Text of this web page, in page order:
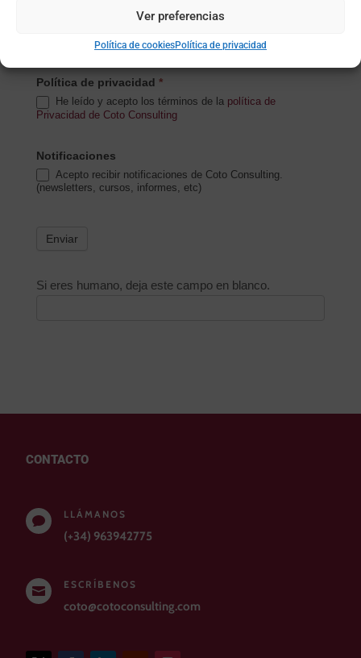
Ver preferencias
Política de cookiesPolítica de privacidad
Política de privacidad *
He leído y acepto los términos de la política de
Privacidad de Coto Consulting
Notificaciones
Acepto recibir notificaciones de Coto Consulting.
(newsletters, cursos, informes, etc)
Enviar
Si eres humano, deja este campo en blanco.
CONTACTO

LLÁMANOS
(+34) 963942775

ESCRÍBENOS
coto@cotoconsulting.com